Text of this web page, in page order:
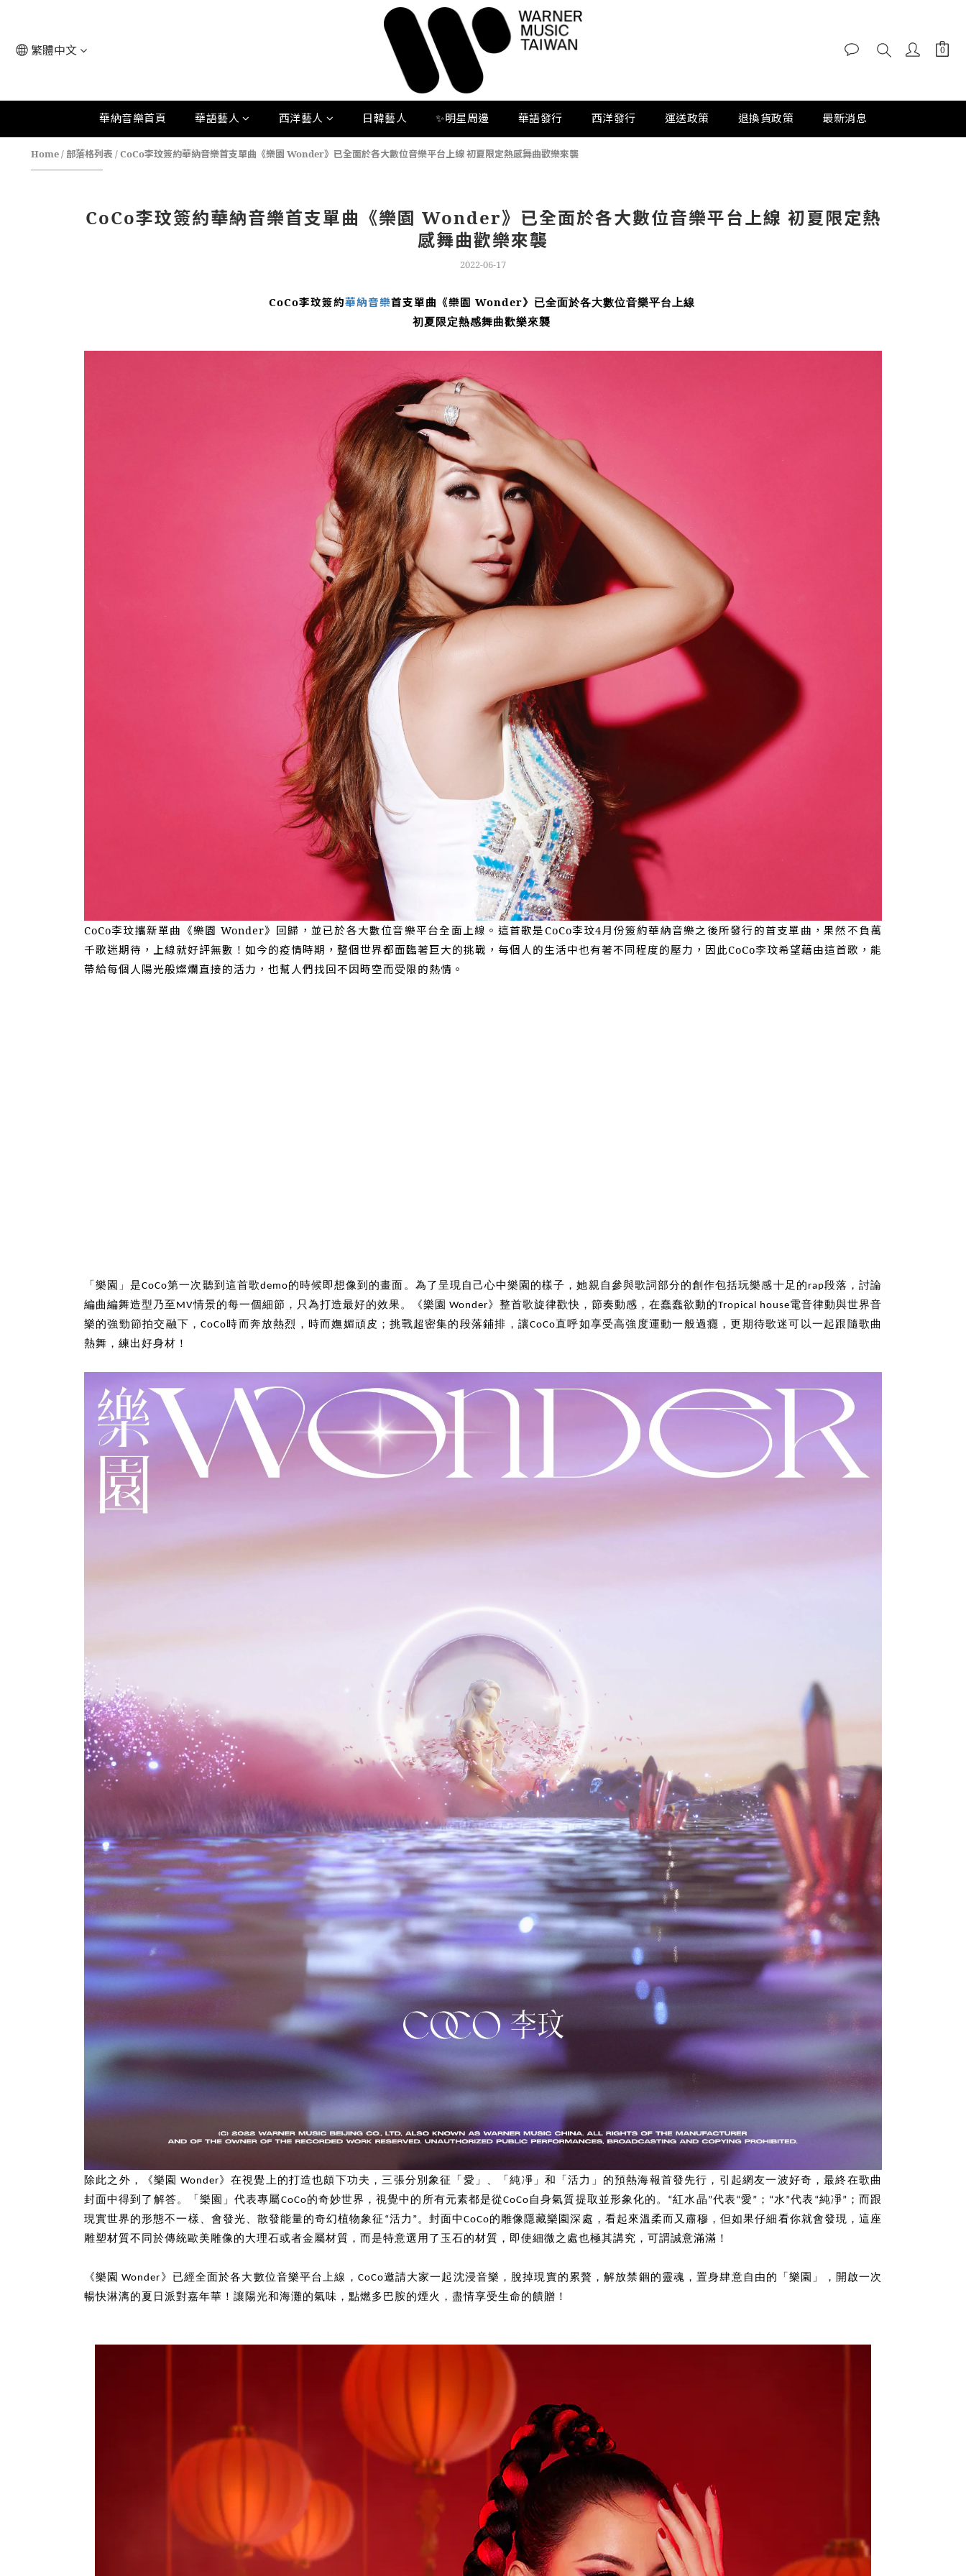
繁體中文
華納音樂首頁 華語藝人 西洋藝人 日韓藝人 ✨明星周邊 華語發行 西洋發行 運送政策 退換貨政策 最新消息
Home/ 部落格列表 /CoCo李玟簽約華納音樂首支單曲《樂園 Wonder》已全面於各大數位音樂平台上線 初夏限定熱感舞曲歡樂來襲
CoCo李玟簽約華納音樂首支單曲《樂園 Wonder》已全面於各大數位音樂平台上線 初夏限定熱
感舞曲歡樂來襲
2022-06-17
CoCo李玟簽約華納音樂首支單曲《樂園 Wonder》已全面於各大數位音樂平台上線
初夏限定熱感舞曲歡樂來襲
CoCo李玟攜新單曲《樂園 Wonder》回歸，並已於各大數位音樂平台全面上線。這首歌是CoCo李玟4月份簽約華納音樂之後所發行的首支單曲，果然不負萬
千歌迷期待，上線就好評無數！如今的疫情時期，整個世界都面臨著巨大的挑戰，每個人的生活中也有著不同程度的壓力，因此CoCo李玟希望藉由這首歌，能
帶給每個人陽光般燦爛直接的活力，也幫人們找回不因時空而受限的熱情。
「樂園」是CoCo第一次聽到這首歌demo的時候即想像到的畫面。為了呈現自己心中樂園的樣子，她親自參與歌詞部分的創作包括玩樂感十足的rap段落，討論
編曲編舞造型乃至MV情景的每一個細節，只為打造最好的效果。《樂園 Wonder》整首歌旋律歡快，節奏動感，在蠢蠢欲動的Tropical house電音律動與世界音
樂的強勁節拍交融下，CoCo時而奔放熱烈，時而嫵媚頑皮；挑戰超密集的段落鋪排，讓CoCo直呼如享受高強度運動一般過癮，更期待歌迷可以一起跟隨歌曲
熱舞，練出好身材！
除此之外，《樂園 Wonder》在視覺上的打造也頗下功夫，三張分別象征「愛」、「純凈」和「活力」的預熱海報首發先行，引起網友一波好奇，最終在歌曲
封面中得到了解答。「樂園」代表專屬CoCo的奇妙世界，視覺中的所有元素都是從CoCo自身氣質提取並形象化的。“紅水晶”代表“愛”；“水”代表“純凈”；而跟
現實世界的形態不一樣、會發光、散發能量的奇幻植物象征“活力”。封面中CoCo的雕像隱藏樂園深處，看起來溫柔而又肅穆，但如果仔細看你就會發現，這座
雕塑材質不同於傳統歐美雕像的大理石或者金屬材質，而是特意選用了玉石的材質，即使細微之處也極其講究，可謂誠意滿滿！
《樂園 Wonder》已經全面於各大數位音樂平台上線，CoCo邀請大家一起沈浸音樂，脫掉現實的累贅，解放禁錮的靈魂，置身肆意自由的「樂園」，開啟一次
暢快淋漓的夏日派對嘉年華！讓陽光和海灘的氣味，點燃多巴胺的煙火，盡情享受生命的饋贈！